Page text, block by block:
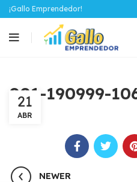
¡Gallo Emprendedor!
001-190999-
21
ABR
NEWER